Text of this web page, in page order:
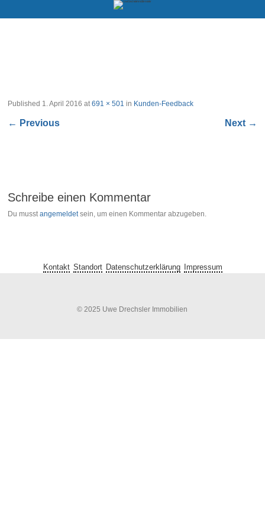
Published 1. April 2016 at691 × 501 in Kunden-Feedback
← Previous Next →
Schreibe einen Kommentar
Du musstangemeldetsein, um einen Kommentar abzugeben.
Kontakt Standort Datenschutzerklärung Impressum
© 2025 Uwe Drechsler Immobilien